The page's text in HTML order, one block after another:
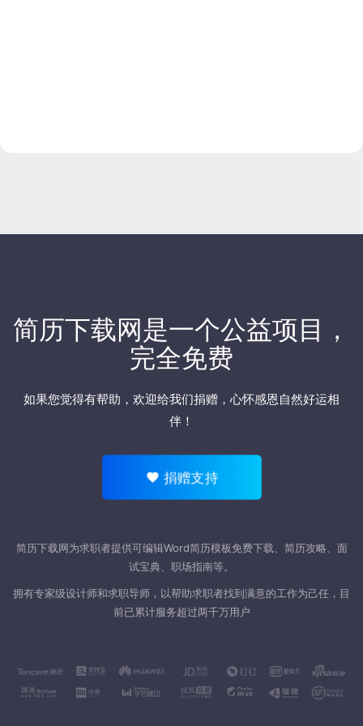
简历下载网是一个公益项目，
完全免费
如果您觉得有帮助，欢迎给我们捐赠 ，心怀感恩自然好运相
伴！
捐赠支持
简历下载网为求职者提供可编辑Word简历模板免费下载、简历攻略、面
试宝典、职场指南等。
拥有专家级设计师和求职导师，以帮助求职者找到满意的工作为己任，目
前已累计服务超过两千万用户